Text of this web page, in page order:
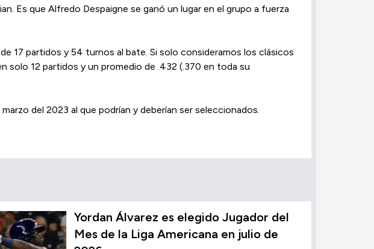
Es que Alfredo Despaigne se ganó un lugar en el grupo a fuerza
17 partidos y 54 turnos al bate. Si solo consideramos los clásicos
solo 12 partidos y un promedio de .432 (.370 en toda su
del 2023 al que podrían y deberían ser seleccionados.
Yordan Álvarez es elegido Jugador del
Mes de la Liga Americana en julio de